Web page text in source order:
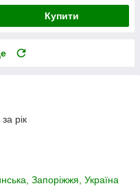
Купити
рік
Запоріжжя, Україна